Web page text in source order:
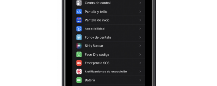
Preguntas generales
Actualización de los artículos (archivo)
EMPEZAR GRATIS